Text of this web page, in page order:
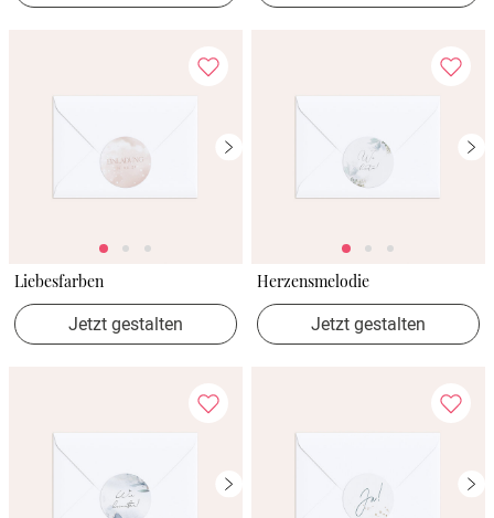
Liebesfarben
Jetzt gestalten
Herzensmelodie
Jetzt gestalten